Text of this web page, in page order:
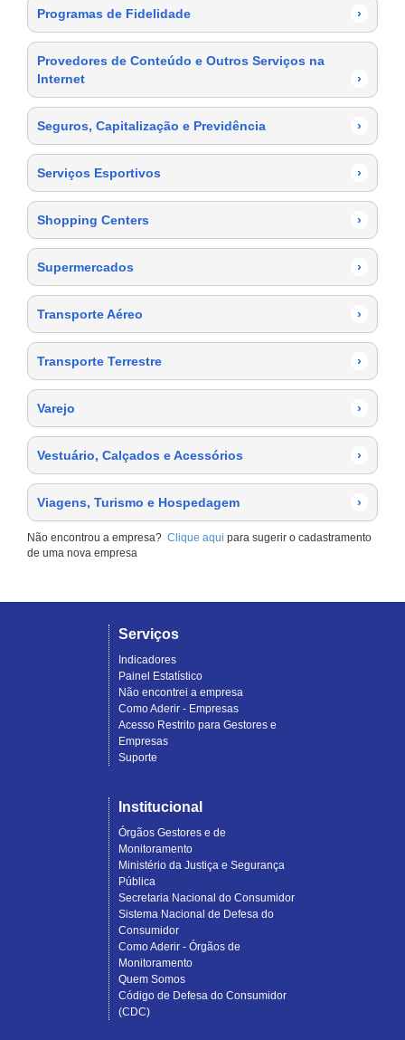
Programas de Fidelidade ›
Provedores de Conteúdo e Outros Serviços na
Internet
›
Seguros, Capitalização e Previdência ›
Serviços Esportivos ›
Shopping Centers ›
Supermercados ›
Transporte Aéreo ›
Transporte Terrestre ›
Varejo ›
Vestuário, Calçados e Acessórios ›
Viagens, Turismo e Hospedagem ›
Não encontrou a empresa? Clique aqui para sugerir o cadastramento
de uma nova empresa
Serviços
Indicadores
Painel Estatístico
Não encontrei a empresa
Como Aderir - Empresas
Acesso Restrito para Gestores e
Empresas
Suporte
Institucional
Órgãos Gestores e de
Monitoramento
Ministério da Justiça e Segurança
Pública
Secretaria Nacional do Consumidor
Sistema Nacional de Defesa do
Consumidor
Como Aderir - Órgãos de
Monitoramento
Quem Somos
Código de Defesa do Consumidor
(CDC)